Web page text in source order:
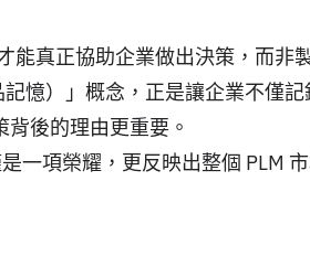
真正協助企業做出決策，而非
憶）」概念，正是讓企業不僅
後的理由更重要。
一項榮耀，更反映出整個 PLM